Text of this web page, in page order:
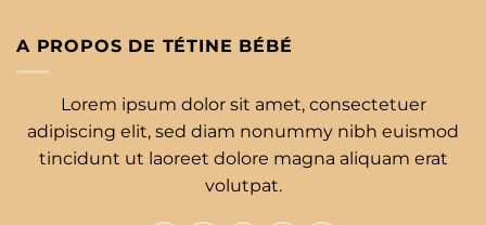
A PROPOS DE TÉTINE BÉBÉ
Lorem ipsum dolor sit amet, consectetuer
adipiscing elit, sed diam nonummy nibh euismod
tincidunt ut laoreet dolore magna aliquam erat
volutpat.